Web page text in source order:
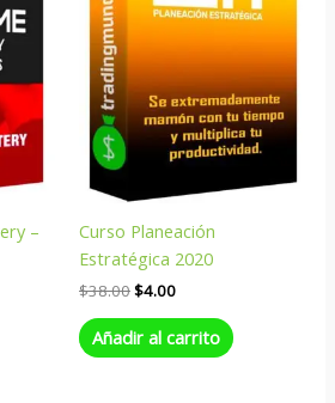
–
Curso Planeación
Estratégica 2020
$38.00$4.00
Añadir al carrito